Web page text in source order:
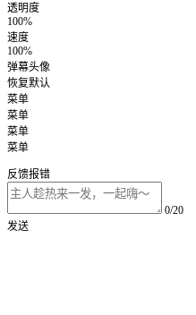
透明度
100%
速度
100%
弹幕头像
恢复默认
菜单
菜单
菜单
菜单
反馈报错
0/20
发送